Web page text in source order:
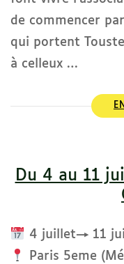
de commencer
qui portent
à celleux …
Du 4 au 11
4 juillet→ 11
Paris 5eme